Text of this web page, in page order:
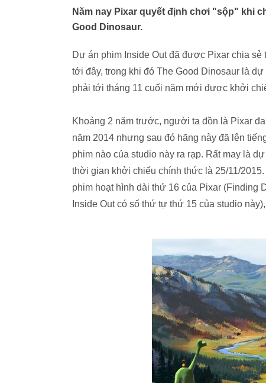
Năm nay Pixar quyết định chơi "sộp" khi
Good Dinosaur.
Dự án phim Inside Out đã được Pixar chia
tới đây, trong khi đó The Good Dinosaur là
phải tới tháng 11 cuối năm mới được khởi
Khoảng 2 năm trước, người ta đồn là Pixar
năm 2014 nhưng sau đó hãng này đã lên
phim nào của studio này ra rạp. Rất may là
thời gian khởi chiếu chính thức là 25/11/
phim hoạt hình dài thứ 16 của Pixar (Finding
Inside Out có số thứ tự thứ 15 của studio